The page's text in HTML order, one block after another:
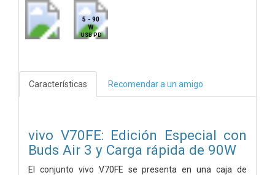
5 - 90
W
USB PD
Características Recomendar a un amigo
vivo V70FE: Edición Especial con
Buds Air 3 y Carga rápida de 90W
El conjunto vivo V70FE se presenta en una caja de